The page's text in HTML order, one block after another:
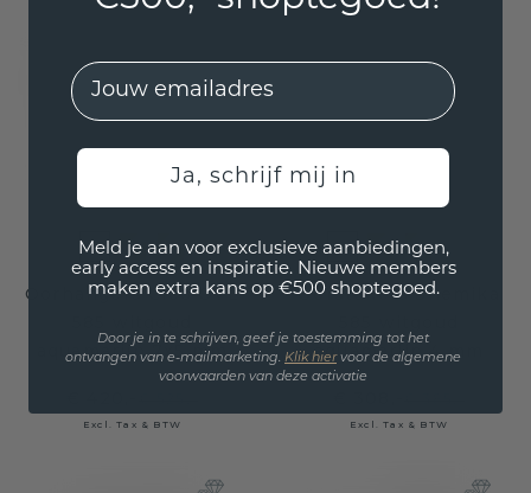
Oorhangers Cleo OVL
aquamarijn 7x5 mm
Excl. Tax & BTW
Oorstekers Shemika
aquamarijn 4 mm
Excl. Tax & BTW
EMail
Ja, schrijf mij in
Meld je aan voor exclusieve aanbiedingen,
early access en inspiratie. Nieuwe members
maken extra kans op €500 shoptegoed.
Door je in te schrijven, geef je toestemming tot het
ontvangen van e-mailmarketing. Klik hiervoor de algemene
voorwaarden van deze activatie